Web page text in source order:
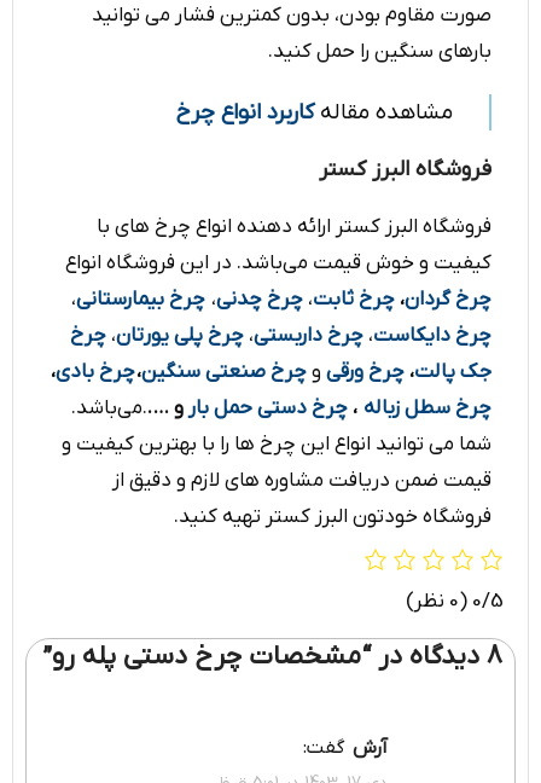
صورت مقاوم بودن، بدون کمترین فشار می توانید
بارهای سنگین را حمل کنید.
مشاهده مقالهکاربرد انواع چرخ
فروشگاه البرز کستر
فروشگاه البرز کستر ارائه دهنده انواع چرخ های با
کیفیت و خوش قیمت می‌باشد. در این فروشگاه انواع
چرخ گردان، چرخ ثابت، چرخ چدنی، چرخ بیمارستانی،
چرخ دایکاست، چرخ داربستی، چرخ پلی یورتان، چرخ
جک پالت، چرخ ورقی وچرخ صنعتی سنگین،چرخ بادی،
چرخ سطل زباله ، چرخ دستی حمل بارو …..می‌باشد.
شما می توانید انواع این چرخ ها را با بهترین کیفیت و
قیمت ضمن دریافت مشاوره های لازم و دقیق از
فروشگاه خودتون البرز کستر تهیه کنید.
0/5 (0 نظر)
8 دیدگاه در “ مشخصات چرخ دستی پله رو”
آرش گفت: